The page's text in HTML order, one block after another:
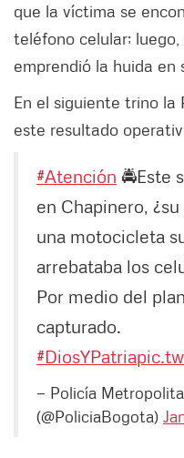
que la víctima se
teléfono celular;
emprendió la huida en
En el siguiente trino la
este resultado
#Atención 🚔Este
en Chapinero,
una motocicleta
arrebataba los
Por medio del
capturado.
#DiosYPatria
— Policía
(@PoliciaBogota)